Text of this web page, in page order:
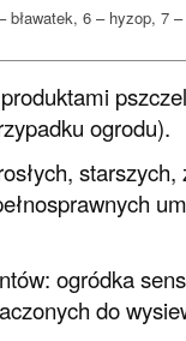
6 – hyzop, 7
ogrodu).
starszych,
ogródka
do